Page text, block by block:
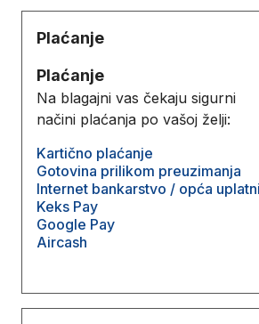
Plaćanje
Plaćanje
Na blagajni vas čekaju sigurni
načini plaćanja po vašoj želji:
Kartično plaćanje
Gotovina prilikom preuzimanja
Internet bankarstvo / opća
Keks Pay
Google Pay
Aircash